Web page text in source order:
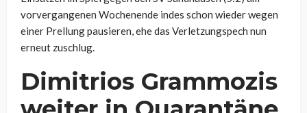
vorvergangenen Wochenende indes schon wieder wegen
einer Prellung pausieren, ehe das Verletzungspech nun
erneut zuschlug.
Dimitrios Grammozis